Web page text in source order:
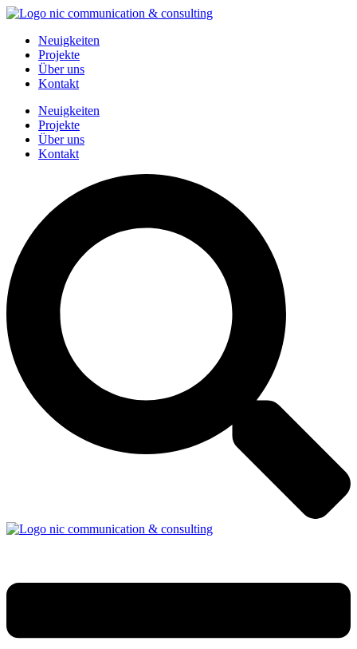
Zum
springenNeuigkeiten
Projekte
Über uns
Kontakt
Neuigkeiten
Projekte
Über uns
Kontakt